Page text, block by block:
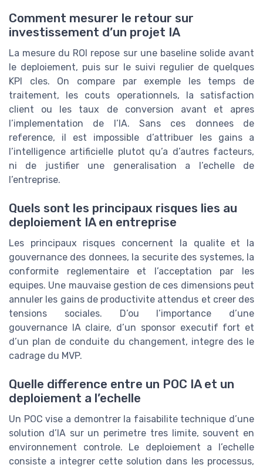
Comment mesurer le retour sur
investissement d’un projet IA
La mesure du ROI repose sur une baseline solide avant
le deploiement, puis sur le suivi regulier de quelques
KPI cles. On compare par exemple les temps de
traitement, les couts operationnels, la satisfaction
client ou les taux de conversion avant et apres
l’implementation de l’IA. Sans ces donnees de
reference, il est impossible d’attribuer les gains a
l’intelligence artificielle plutot qu’a d’autres facteurs,
ni de justifier une generalisation a l’echelle de
l’entreprise.
Quels sont les principaux risques lies au
deploiement IA en entreprise
Les principaux risques concernent la qualite et la
gouvernance des donnees, la securite des systemes, la
conformite reglementaire et l’acceptation par les
equipes. Une mauvaise gestion de ces dimensions peut
annuler les gains de productivite attendus et creer des
tensions sociales. D’ou l’importance d’une
gouvernance IA claire, d’un sponsor executif fort et
d’un plan de conduite du changement, integre des le
cadrage du MVP.
Quelle difference entre un POC IA et un
deploiement a l’echelle
Un POC vise a demontrer la faisabilite technique d’une
solution d’IA sur un perimetre tres limite, souvent en
environnement controle. Le deploiement a l’echelle
consiste a integrer cette solution dans les processus,